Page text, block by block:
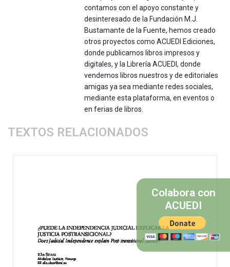
contamos con el apoyo constante y
desinteresado de la Fundación M.J.
Bustamante de la Fuente, hemos creado
otros proyectos como ACUEDI Ediciones,
donde publicamos libros impresos y
digitales, y la Librería ACUEDI, donde
vendemos libros nuestros y de editoriales
amigas ya sea mediante redes sociales,
mediante esta plataforma, en eventos o
en ferias de libros.
TEXTOS RELACIONADOS
Colabora con
ACUEDI